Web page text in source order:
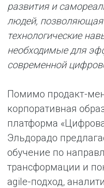
развития и
людей, позволяющая
технологические
необходимые для
современной
Помимо продакт-
корпоративная
платформа
Эльдорадо
обучение по
трансформации и
agile-подход,